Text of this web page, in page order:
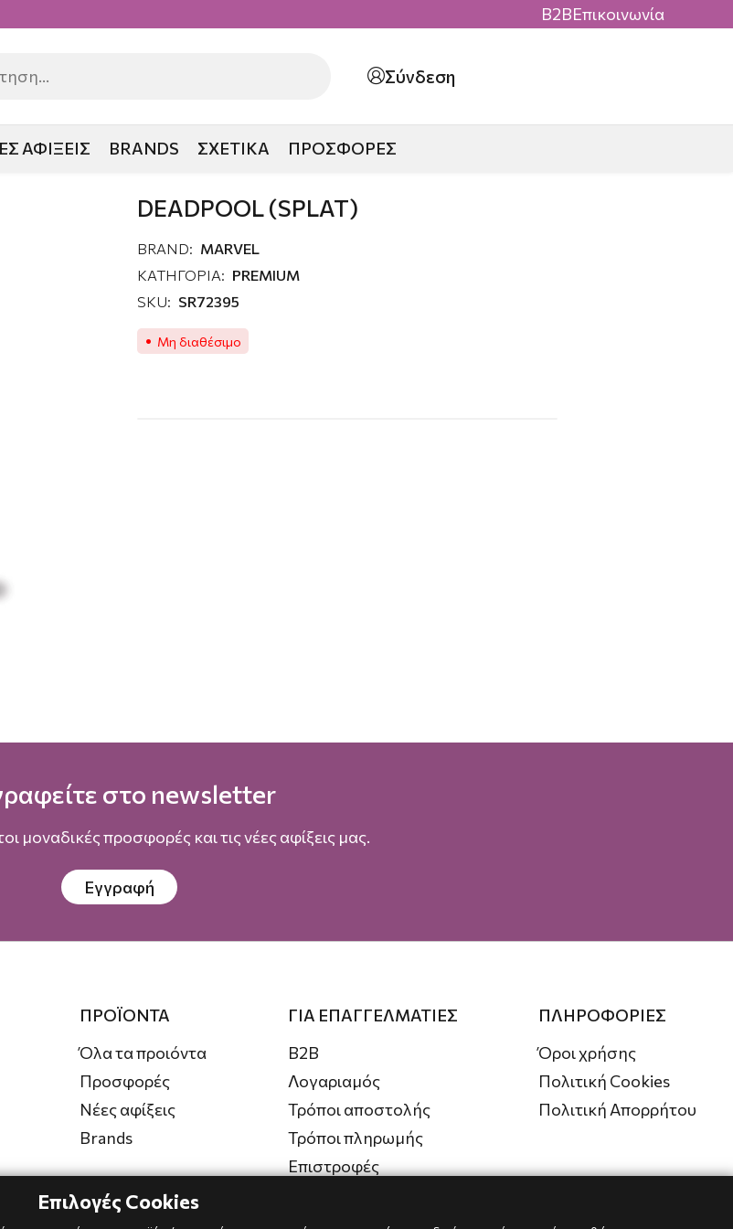
B2BΕπικοινωνία
Σύνδεση
ΑΦΙΞΕΙΣ BRANDS ΣΧΕΤΙΚΑ ΠΡΟΣΦΟΡΕΣ
DEADPOOL (SPLAT)
BRAND: MARVEL
ΚΑΤΗΓΟΡΙΑ: PREMIUM
SKU: SR72395
Μη διαθέσιμο
στο newsletter
μοναδικές προσφορές και τις νέες αφίξεις μας.
Εγγραφή
ΠΡΟΪΟΝΤΑ
Όλα τα προιόντα
Προσφορές
Νέες αφίξεις
Brands
ΓΙΑ ΕΠΑΓΓΕΛΜΑΤΙΕΣ
B2B
Λογαριαμός
Τρόποι αποστολής
Τρόποι πληρωμής
Επιστροφές
ΠΛΗΡΟΦΟΡΙΕΣ
Όροι χρήσης
Πολιτική Cookies
Πολιτική Απορρήτου
Επιλογές Cookies